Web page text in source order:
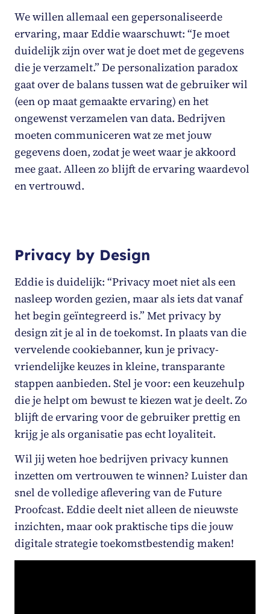
We willen allemaal een gepersonaliseerde
ervaring, maar Eddie waarschuwt: “Je moet
duidelijk zijn over wat je doet met de gegevens
die je verzamelt.” Depersonalization paradox
gaat over de balans tussen wat de gebruiker wil
(een op maat gemaakte ervaring) en het
ongewenst verzamelen van data. Bedrijven
moeten communiceren wat ze met jouw
gegevens doen, zodat je weet waar je akkoord
mee gaat. Alleen zo blijft de ervaring waardevol
en vertrouwd.
Privacy by Design
Eddie is duidelijk: “Privacy moet niet als een
nasleep worden gezien, maar als iets dat vanaf
het begin geïntegreerd is.” Metprivacy by
designzit je al in de toekomst. In plaats van die
vervelende cookiebanner, kun je privacy-
vriendelijke keuzes in kleine, transparante
stappen aanbieden. Stel je voor: een keuzehulp
die je helpt om bewust te kiezen wat je deelt. Zo
blijft de ervaring voor de gebruiker prettig en
krijg je als organisatie pas echt loyaliteit.
Wil jij weten hoe bedrijven privacy kunnen
inzetten om vertrouwen te winnen? Luister dan
snel de volledige aflevering van deFuture
Proofcast. Eddie deelt niet alleen de nieuwste
inzichten, maar ook praktische tips die jouw
digitale strategie toekomstbestendig maken!